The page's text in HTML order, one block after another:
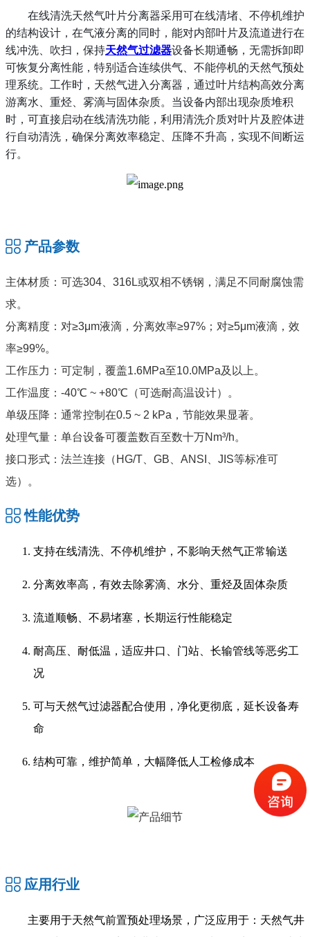
在线清洗天然气叶片分离器采用可在线清堵、不停机维护
的结构设计，在气液分离的同时，能对内部叶片及流道进行在
线冲洗、吹扫，保持天然气过滤器设备长期通畅，无需拆卸即
可恢复分离性能，特别适合连续供气、不能停机的天然气预处
理系统。 工作时，天然气进入分离器，通过叶片结构高效分离
游离水、重烃、雾滴与固体杂质。当设备内部出现杂质堆积
时，可直接启动在线清洗功能，利用清洗介质对叶片及腔体进
行自动清洗，确保分离效率稳定、压降不升高，实现不间断运
行。
产品参数
主体材质：可选304、316L或双相不锈钢，满足不同耐腐蚀需
求。
分离精度：对≥3μm液滴，分离效率≥97%；对≥5μm液滴，效
率≥99%。
工作压力：可定制，覆盖1.6MPa至10.0MPa及以上。
工作温度：-40℃ ~ +80℃（可选耐高温设计）。
单级压降：通常控制在0.5 ~ 2 kPa，节能效果显著。
处理气量：单台设备可覆盖数百至数十万Nm³/h。
接口形式：法兰连接（HG/T、GB、ANSI、JIS等标准可
选）。
性能优势
支持在线清洗、不停机维护，不影响天然气正常输送
分离效率高，有效去除雾滴、水分、重烃及固体杂质
流道顺畅、不易堵塞，长期运行性能稳定
耐高压、耐低温，适应井口、门站、长输管线等恶劣工
况
可与天然气过滤器配合使用，净化更彻底，延长设备寿
命
结构可靠，维护简单，大幅降低人工检修成本
应用行业
主要用于天然气前置预处理场景，广泛应用于：天然气井